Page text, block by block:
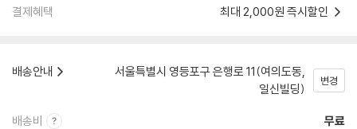
결제혜택 최대 2,000원 즉시할인
배송안내
서울특별시 영등포구 은행로 11(여의도동,
일신빌딩)
변경
배송비 무료